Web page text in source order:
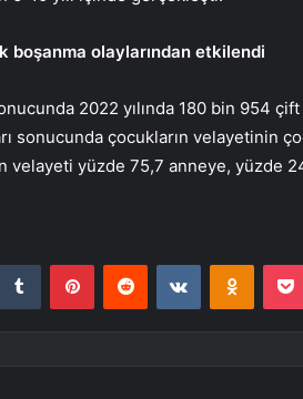
boşanma olaylarından etkilendi
2022 yılında 180 bin 954
sonucunda çocukların velayetinin
velayeti yüzde 75,7 anneye, yüzde
Tumblr PinterestReddit VKontakte